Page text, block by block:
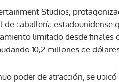
Studios,
caballería estadounidense
limitado desde
10,2 millones de
poder de atracción, se